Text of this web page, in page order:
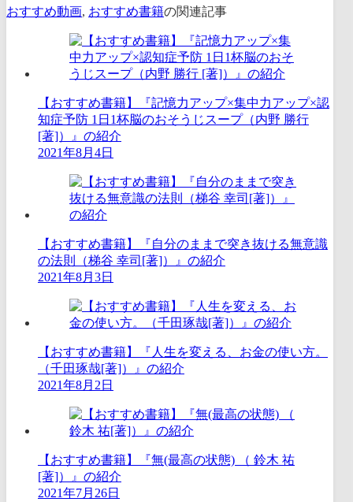
おすすめ動画, おすすめ書籍の関連記事
【おすすめ書籍】『記憶力アップ×集中力アップ×認
知症予防 1日1杯脳のおそうじスープ（内野 勝行
[著]）』の紹介
2021年8月4日
【おすすめ書籍】『自分のままで突き抜ける無意識
の法則（梯谷 幸司[著]）』の紹介
2021年8月3日
【おすすめ書籍】『人生を変える、お金の使い方。
（千田琢哉[著]）』の紹介
2021年8月2日
【おすすめ書籍】『無(最高の状態) （ 鈴木 祐
[著]）』の紹介
2021年7月26日